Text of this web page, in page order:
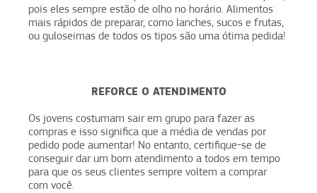
pois eles sempre estão de olho no horário. Alimentos
mais rápidos de preparar, como lanches, sucos e frutas,
ou guloseimas de todos os tipos são uma ótima pedida!
REFORCE O ATENDIMENTO
Os jovens costumam sair em grupo para fazer as
compras e isso significa que a média de vendas por
pedido pode aumentar! No entanto, certifique-se de
conseguir dar um bom atendimento a todos em tempo
para que os seus clientes sempre voltem a comprar
com você.